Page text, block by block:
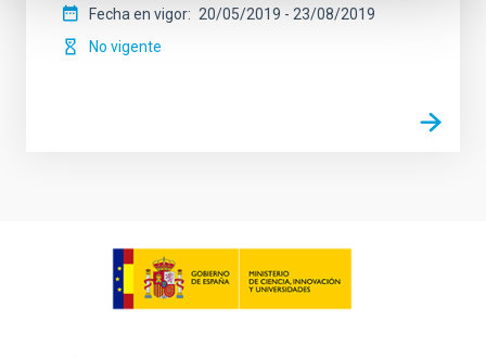
Fecha en vigor 20/05/2019 - 23/08/2019
No vigente